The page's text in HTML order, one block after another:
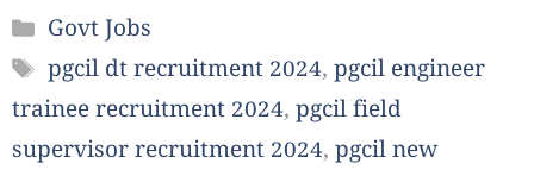
Categories
Govt Jobs
Tags
pgcil dt recruitment 2024,pgcil engineer
trainee recruitment 2024, pgcil field
supervisor recruitment 2024, pgcil new